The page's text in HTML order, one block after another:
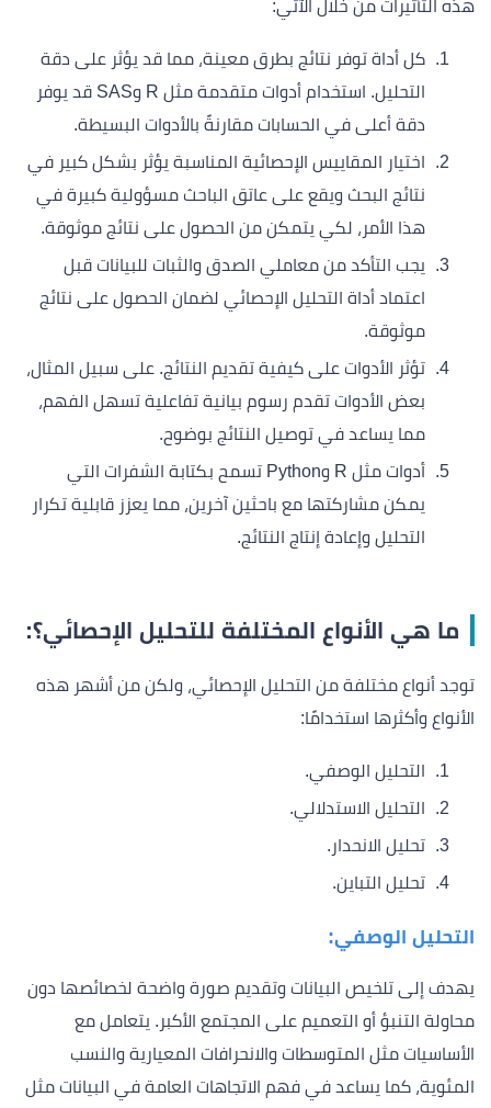
هذه التأثيرات من خلال الآتي:
كل أداة توفر نتائج بطرق معينة، مما قد يؤثر على دقة
التحليل. استخدام أدوات متقدمة مثل R وSAS قد يوفر
دقة أعلى في الحسابات مقارنةً بالأدوات البسيطة.
اختيار المقاييس الإحصائية المناسبة يؤثر بشكل كبير في
نتائج البحث ويقع على عاتق الباحث مسؤولية كبيرة في
هذا الأمر، لكي يتمكن من الحصول على نتائج موثوقة.
يجب التأكد من معاملي الصدق والثبات للبيانات قبل
اعتماد أداة التحليل الإحصائي لضمان الحصول على نتائج
موثوقة.
تؤثر الأدوات على كيفية تقديم النتائج. على سبيل المثال،
بعض الأدوات تقدم رسوم بيانية تفاعلية تسهل الفهم،
مما يساعد في توصيل النتائج بوضوح.
أدوات مثل R وPython تسمح بكتابة الشفرات التي
يمكن مشاركتها مع باحثين آخرين، مما يعزز قابلية تكرار
التحليل وإعادة إنتاج النتائج.
ما هي الأنواع المختلفة للتحليل الإحصائي؟:
توجد أنواع مختلفة من التحليل الإحصائي، ولكن من أشهر هذه
الأنواع وأكثرها استخدامًا:
التحليل الوصفي.
التحليل الاستدلالي.
تحليل الانحدار.
تحليل التباين.
التحليل الوصفي:
يهدف إلى تلخيص البيانات وتقديم صورة واضحة لخصائصها دون
محاولة التنبؤ أو التعميم على المجتمع الأكبر. يتعامل مع
الأساسيات مثل المتوسطات والانحرافات المعيارية والنسب
المئوية، كما يساعد في فهم الاتجاهات العامة في البيانات مثل